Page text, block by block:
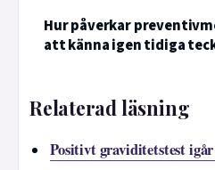
Hur påverkar
att känna igen tidiga
Relaterad läsning
Positivt graviditetstest